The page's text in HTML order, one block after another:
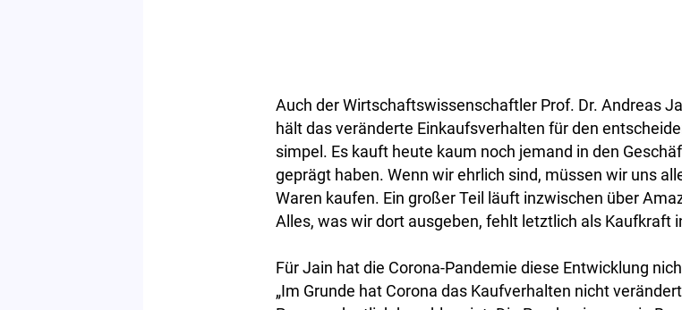
Auch der Wirtschaftswissenschaftler Prof. Dr. Andreas
hält das veränderte Einkaufsverhalten für den
simpel. Es kauft heute kaum noch jemand in den
geprägt haben. Wenn wir ehrlich sind, müssen wir uns
Waren kaufen. Ein großer Teil läuft inzwischen über
Alles, was wir dort ausgeben, fehlt letztlich als Kaufkraft
Für Jain hat die Corona-Pandemie diese Entwicklung
„Im Grunde hat Corona das Kaufverhalten nicht